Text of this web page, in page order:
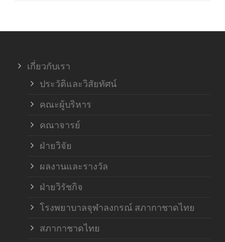
เกี่ยวกับเรา
ประวัติและวิสัยทัศน์
คณะผู้บริหาร
คณาจารย์
ฝ่ายวิจัย
ผลงานและรางวัล
ฝ่ายวิรัชกิจ
โรงพยาบาลจุฬาลงกรณ์ สภากาชาดไทย
สภากาชาดไทย